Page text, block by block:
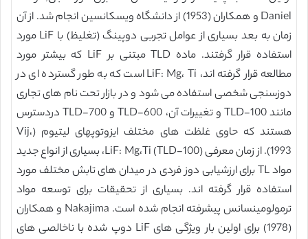
Daniel و همکاران (1953) از دانشگاه ویسکانسین انجام شد. از آن
زمان به بعد بسیاری از عوامل تجربی دوپینگ (تغلیظ) با LiF مورد
استفاده قرار گرفتند. ماده TLD مبتنی بر LiF که بیشتر مورد
مطالعه قرار گرفته اند، LiF: Mg، Ti است که به طور گسترده ای در
دوزسنجی شخصی استفاده می شود و در بازار تحت نام های تجاری
مانند TLD-100 و تغییرات آن، TLD-600 و TLD-700 دردسترس
هستند که حاوی غلظت های مختلف ایزوتوپهای لیتیوم (Vij،
1993). از زمان معرفی LiF: Mg،Ti (TLD-100)، بسیاری از انواع جدید
مواد TL برای ارزشیابی دوز فردی در میدان های تابش مختلف مورد
استفاده قرار گرفته اند. بسیاری از تحقیقات برای توسعه مواد
ترمولومینسانس پیشرفته انجام شده است. Nakajima و همکاران
(1978) برای اولین بار ویژگی های LiF دوپ شده با ناخالصی های